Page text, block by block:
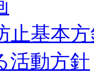
止基本
活動方針